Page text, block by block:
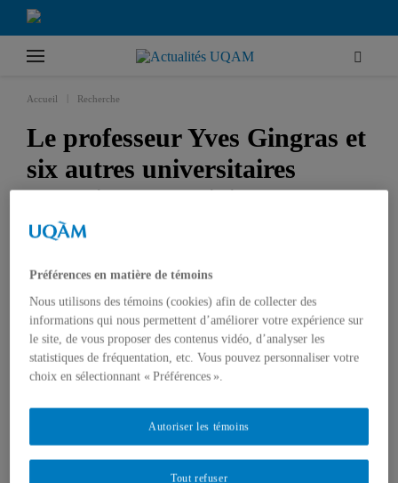
Accueil Recherche
Le professeur Yves Gingras et
six autres universitaires
canadiens à l’origine d’un
nouveau réseau scientifique
RECHERCHE SCIENCES SCIENCES HUMAINES
Mis à jour le 15 octobre 2010 à 20 h 10
Préférences en matière de témoins
Nous utilisons des témoins (cookies) afin de collecter des
informations qui nous permettent d’améliorer votre expérience sur
le site, de vous proposer des contenus vidéo, d’analyser les
statistiques de fréquentation, etc. Vous pouvez personnaliser votre
choix en sélectionnant « Préférences ».
Tout refuser
Autoriser les témoins